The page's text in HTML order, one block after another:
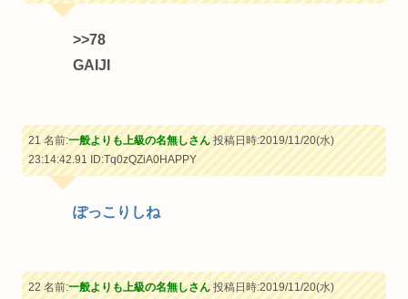
>>78
GAIJI
21 名前:一般よりも上級の名無しさん投稿日時:2019/11/20(水)
23:14:42.91ID:Tq0zQZiA0HAPPY
ぽっこりしね
22 名前:一般よりも上級の名無しさん投稿日時:2019/11/20(水)